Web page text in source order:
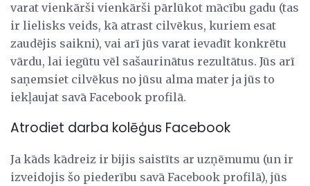
varat vienkārši vienkārši pārlūkot mācību gadu (tas
ir lielisks veids, kā atrast cilvēkus, kuriem esat
zaudējis saikni), vai arī jūs varat ievadīt konkrētu
vārdu, lai iegūtu vēl sašaurinātus rezultātus. Jūs arī
saņemsiet cilvēkus no jūsu alma mater ja jūs to
iekļaujat savā Facebook profilā.
Atrodiet darba kolēģus Facebook
Ja kāds kādreiz ir bijis saistīts ar uzņēmumu (un ir
izveidojis šo piederību savā Facebook profilā), jūs